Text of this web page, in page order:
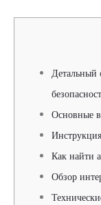
Детальный
Основные
Как найти
Обзор